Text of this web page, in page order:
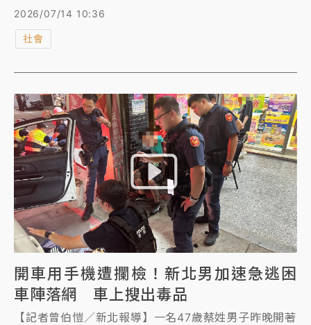
檢加速逃逸，最後在熱心民眾協助下遭警民聯手壓制。
獲6顆俗稱喪屍菸彈的依托咪酯、電子菸主機及海洛因
險罪送辦。
2026/07/14 10:36
社會
開車用手機遭攔檢！新北男加速急逃困
車陣落網 車上搜出毒品
【記者曾伯愷／新北報導】一名47歲蔡姓男子昨晚開著